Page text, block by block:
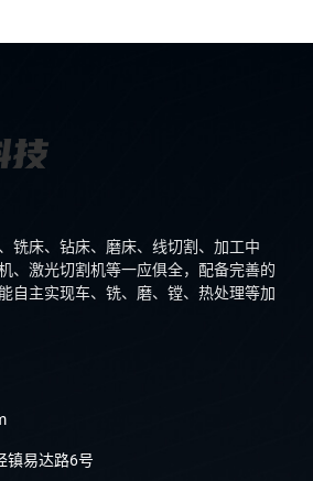
铣床、钻床、磨床、线切割、加工中
、激光切割机等一应俱全，配备完善的
自主实现车、铣、磨、镗、热处理等加
镇易达路6号